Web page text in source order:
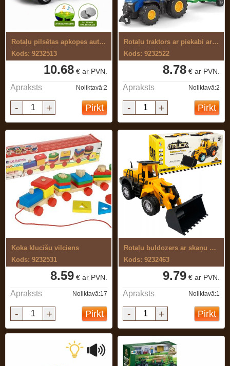
Rotaļu pilsētas apkopes auto,ar skaņu ...
Kods: 9232513
10.68 € ar PVN.
Apraksts Noliktavā:2
- + Pirkt
Rotaļu traktors ar piekabi ar baterijām
Kods: 9232522
8.78 € ar PVN.
Apraksts Noliktavā:2
- + Pirkt
Koka klucīšu vilciens
Kods: 9232531
8.59 € ar PVN.
Apraksts Noliktavā:17
- + Pirkt
Rotaļu buldozers ar skaņu un gaismu
Kods: 9232463
9.79 € ar PVN.
Apraksts Noliktavā:1
- + Pirkt